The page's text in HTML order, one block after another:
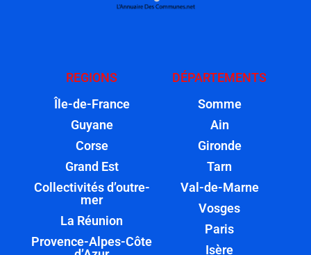
REGIONS
Île-de-France
Guyane
Corse
Grand Est
Collectivités d’outre-
mer
La Réunion
Provence-Alpes-Côte
DÉPARTEMENTS
Somme
Ain
Gironde
Tarn
Val-de-Marne
Vosges
Paris
Isère